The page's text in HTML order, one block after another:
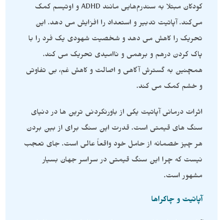
کودکان مبتلا به سندرم‌هایی مانند ADHD و اوتیسم کمک
می‌کند. آپاتیت تدبیر و استعداد را افزایش می دهد. این
تحریک را کاهش می دهد و شخصیت شهودی یک فرد را با
پاک کردن درهم و برهمی و ناامیدی تحریک می کند.
همچنین به گسترش آگاهی و اصالت و کاهش غم، بی تفاوتی
و خشم کمک می کند.
اثرات درمانی آپاتیت یکی از باورنکردنی ترین ها در دنیای
سنگ های قیمتی است. قدرت این سنگ برای از بین بردن
هر چیز خصمانه از حامل خود واقعاً عالی است. جای تعجب
نیست که چرا این سنگ قیمتی در سراسر جهان بسیار
مشهور است.
آپاتیت و چاکراها